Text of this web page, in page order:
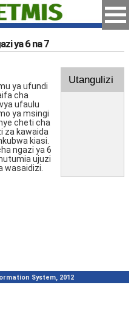
ya 6 na 7
ya ufundi
cha
ufaulu
ya msingi
cheti cha
za kawaida
kiasi.
ngazi ya 6
ujuzi
wasaidizi.
Utangulizi
System, 2012